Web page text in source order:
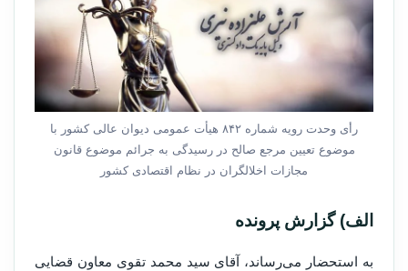
رأی وحدت رویه شماره ۸۴۲ هیأت عمومی دیوان عالی کشور با
موضوع تعیین مرجع صالح در رسیدگی به جرائم موضوع قانون
مجازات اخلالگران در نظام اقتصادی کشور
الف) گزارش پرونده
به استحضار می‌رساند، آقای سید محمد تقوی معاون قضایی